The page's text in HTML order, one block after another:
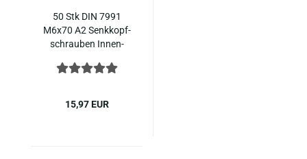
50 Stk DIN 7991
M6x70 A2 Senk­kopf­
schrau­ben In­nen­
Edel­stahl
15,97 EUR